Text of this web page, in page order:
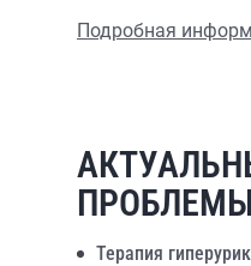
Подробная
ПРОБЛЕМЫ
Терапия